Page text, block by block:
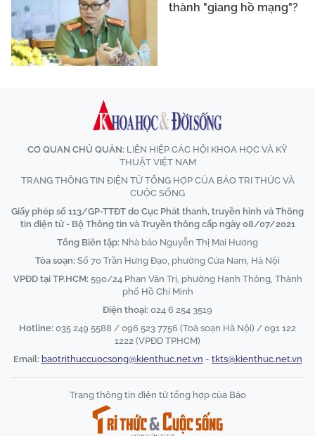
thành "giang hồ mạng"?
CƠ QUAN CHỦ QUẢN: LIÊN HIỆP CÁC HỘI KHOA HỌC VÀ KỸ
THUẬT VIỆT NAM
TRANG THÔNG TIN ĐIỆN TỬ TỔNG HỢP CỦA BÁO TRI THỨC VÀ
CUỘC SỐNG
Giấy phép số 113/GP-TTĐT do Cục Phát thanh, truyền hình và Thông
tin điện tử - Bộ Thông tin và Truyền thông cấp ngày 08/07/2021
Tổng Biên tập: Nhà báo Nguyễn Thị Mai Hương
Tòa soạn: Số 70 Trần Hưng Đạo, phường Cửa Nam, Hà Nội
VPĐD tại TP.HCM: 590/24 Phan Văn Trị, phường Hạnh Thông, Thành
phố Hồ Chí Minh
Điện thoại: 024 6 254 3519
Hotline: 035 249 5588 / 096 523 7756 (Toà soạn Hà Nội) / 091 122
1222 (VPĐD TPHCM)
Email: baotrithuccuocsong@kienthuc.net.vn - tkts@kienthuc.net.vn
Trang thông tin điện tử tổng hợp của Báo